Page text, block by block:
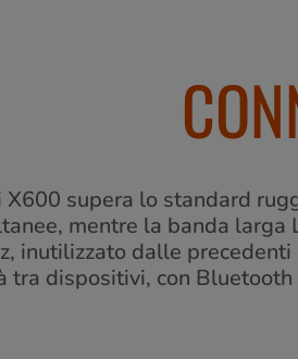
supera lo standard
mentre la banda
inutilizzato dalle
tra dispositivi, con